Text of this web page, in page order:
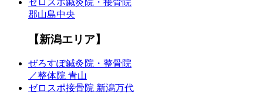
ゼロスポ鍼灸院・接骨院
郡山島中央
【新潟エリア】
ぜろすぽ鍼灸院・整骨院
／整体院 青山
ゼロスポ接骨院 新潟万代